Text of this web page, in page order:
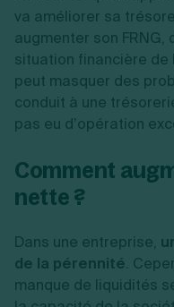
va améliorer sa
augmenter son FRNG,
situation financière de
peut masquer des
conduit à une
pas eu d’opération
Comment
nette ?
Dans une entreprise,
de la pérennité.
manque de liquidités